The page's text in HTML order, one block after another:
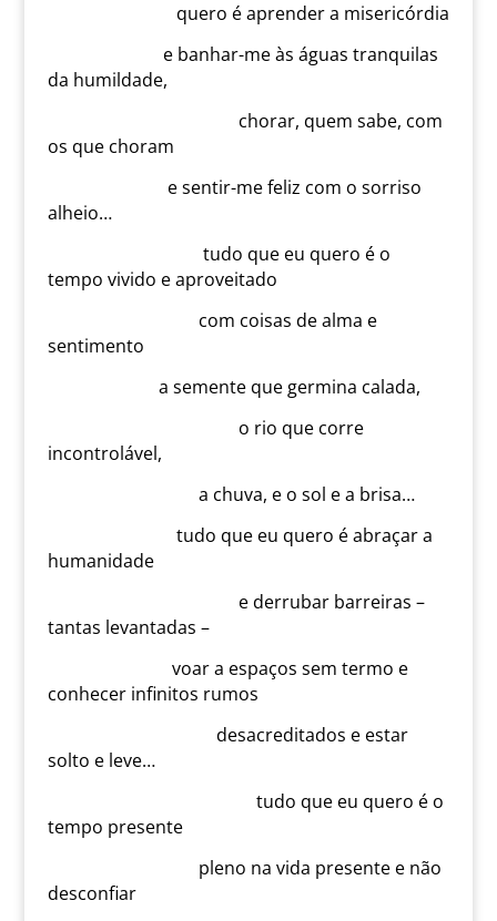
quero é aprender a misericórdia
e banhar-me às águas tranquilas
da humildade,
chorar, quem sabe, com
os que choram
e sentir-me feliz com o sorriso
alheio…
tudo que eu quero é o
tempo vivido e aproveitado
com coisas de alma e
sentimento
a semente que germina calada,
o rio que corre
incontrolável,
a chuva, e o sol e a brisa…
tudo que eu quero é abraçar a
humanidade
e derrubar barreiras –
tantas levantadas –
voar a espaços sem termo e
conhecer infinitos rumos
desacreditados e estar
solto e leve…
tudo que eu quero é o
tempo presente
pleno na vida presente e não
desconfiar